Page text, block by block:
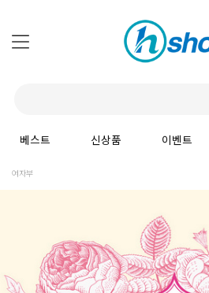
베스트 신상품 이벤트
여자부